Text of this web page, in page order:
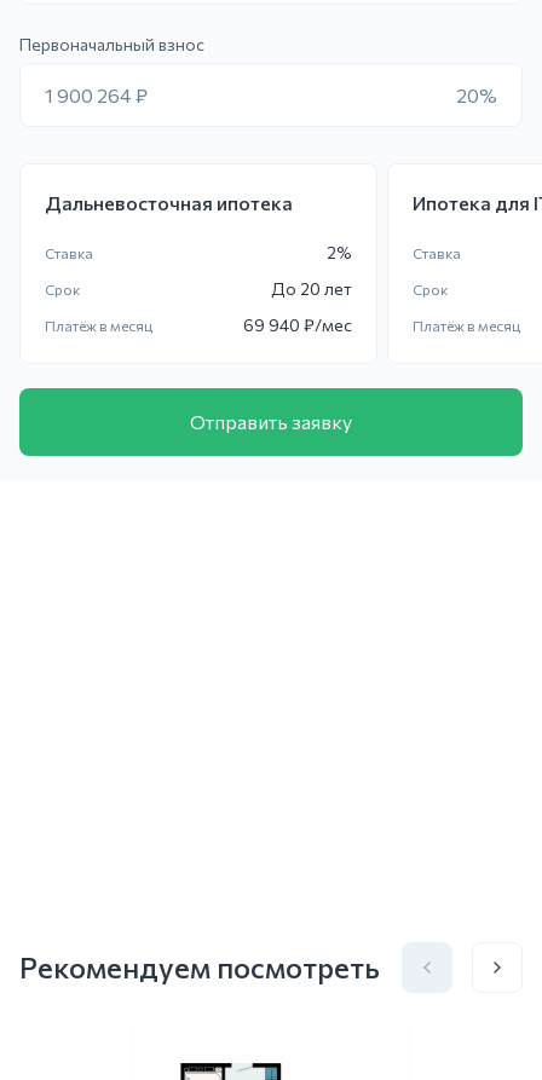
Первоначальный взнос
1 900 264 ₽ 20%
Дальневосточная ипотека
Ставка 2%
Срок До 20 лет
Платёж в месяц 69 940 ₽/мес
Ипотека для
Ставка
Срок
Платёж в месяц
Отправить заявку
Рекомендуем посмотреть